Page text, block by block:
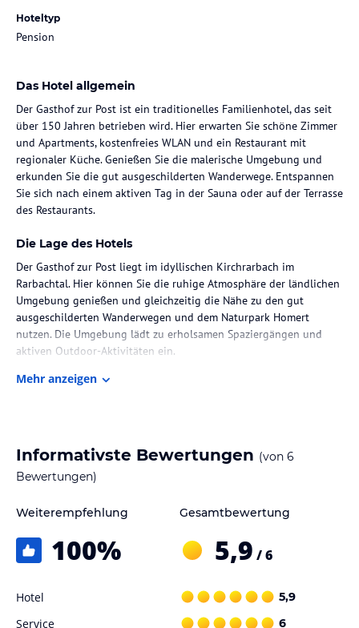
Hoteltyp
Pension
Das Hotel allgemein
Der Gasthof zur Post ist ein traditionelles Familienhotel, das seit
über 150 Jahren betrieben wird. Hier erwarten Sie schöne Zimmer
und Apartments, kostenfreies WLAN und ein Restaurant mit
regionaler Küche. Genießen Sie die malerische Umgebung und
erkunden Sie die gut ausgeschilderten Wanderwege. Entspannen
Sie sich nach einem aktiven Tag in der Sauna oder auf der Terrasse
des Restaurants.
Die Lage des Hotels
Der Gasthof zur Post liegt im idyllischen Kirchrarbach im
Rarbachtal. Hier können Sie die ruhige Atmosphäre der ländlichen
Umgebung genießen und gleichzeitig die Nähe zu den gut
ausgeschilderten Wanderwegen und dem Naturpark Homert
nutzen. Die Umgebung lädt zu erholsamen Spaziergängen und
aktiven Outdoor-Aktivitäten ein.
Zimmer / Unterbringung im Hotel
ereignisreichen Tag entspannen und ausruhen.
Das Restaurant im Gasthof zur Post verwöhnt Sie mit regionalen
gemütliche Atmosphäre im Landhausstil und lassen Sie sich von
den köstlichen Aromen der regionalen Küche verführen. Morgens
guten Start in den Tag ermöglicht.
Mehr anzeigen
Informativste Bewertungen (von 6
Bewertungen)
Weiterempfehlung
100%
Gesamtbewertung
5,9 / 6
Hotel 5,9
Service 6